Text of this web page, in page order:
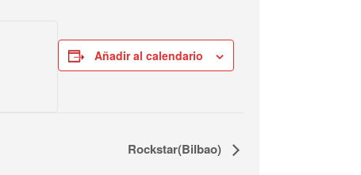
Añadir al calendario
Rockstar(Bilbao)